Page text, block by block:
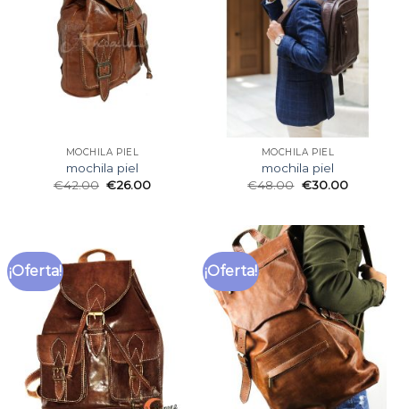
MOCHILA PIEL
mochila piel
€42.00 €26.00
MOCHILA PIEL
mochila piel
€48.00 €30.00
¡Oferta! ¡Oferta!